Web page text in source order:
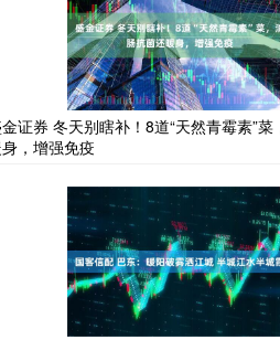
证券 冬天别瞎补！8道“天然青霉素”
，增强免疫